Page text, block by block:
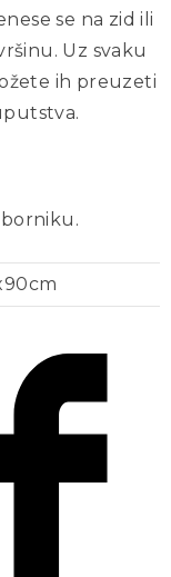
se na zid ili
Uz svaku
ih preuzeti